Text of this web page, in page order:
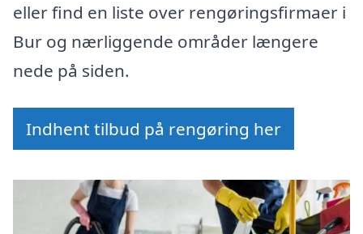
eller find en liste over rengøringsfirmaer i
Bur og nærliggende områder længere
nede på siden.
Indhent tilbud på rengøring her